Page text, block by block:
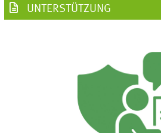
UNTERSTÜTZUNG